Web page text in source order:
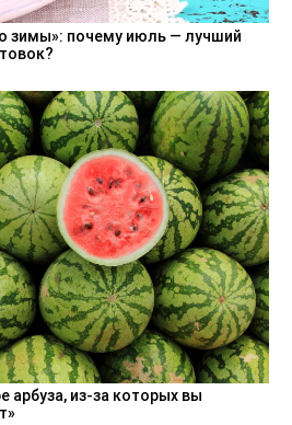
зимы»: почему июль — лучший
арбуза, из-за которых вы